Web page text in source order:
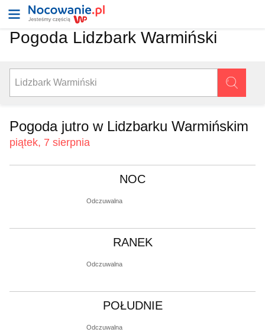
Pogoda Lidzbark Warmiński
Pogoda jutro w Lidzbarku Warmińskim
piątek, 7 sierpnia
NOC
Odczuwalna
RANEK
Odczuwalna
POŁUDNIE
Odczuwalna